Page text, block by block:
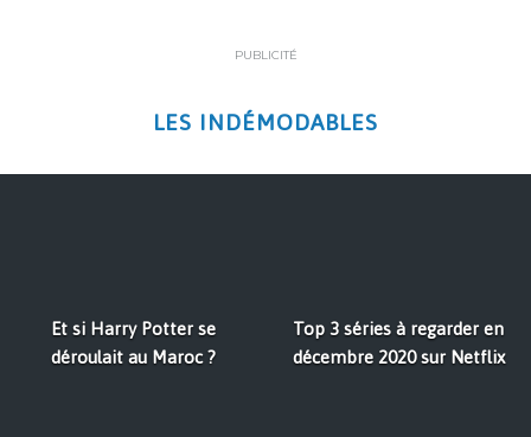
PUBLICITÉ
LES INDÉMODABLES
Et si Harry Potter se
déroulait au Maroc ?
Top 3 séries à regarder en
décembre 2020 sur Netflix